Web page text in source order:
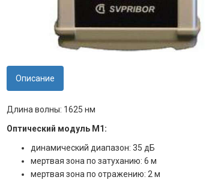
Описание
Длина волны: 1625 нм
Оптический модуль М1:
динамический диапазон: 35 дБ
мертвая зона по затуханию: 6 м
мертвая зона по отражению: 2 м